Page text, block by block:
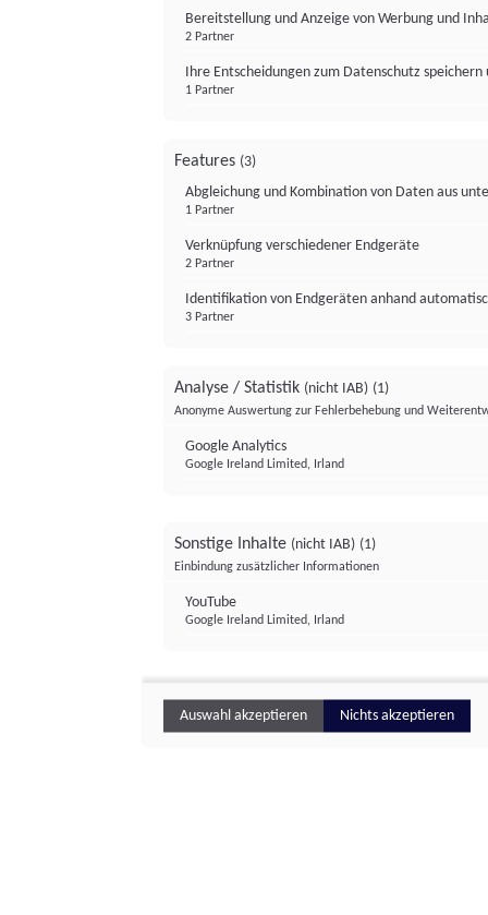
Bereitstellung und Anzeige von Werbung und
2 Partner
Ihre Entscheidungen zum Datenschutz
1 Partner
Features (3)
Abgleichung und Kombination von Daten aus
1 Partner
Verknüpfung verschiedener Endgeräte
2 Partner
Identifikation von Endgeräten anhand
3 Partner
Analyse / Statistik (nicht IAB) (1)
Anonyme Auswertung zur Fehlerbehebung und
Google Analytics
Google Ireland Limited, Irland
Sonstige Inhalte (nicht IAB) (1)
Einbindung zusätzlicher Informationen
YouTube
Google Ireland Limited, Irland
Auswahl akzeptieren Nichts akzeptieren